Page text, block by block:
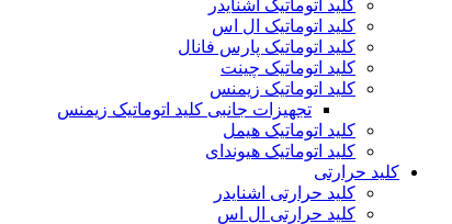
کلید اتوماتیک اشنایدر
کلید اتوماتیک ال اس
کلید اتوماتیک پارس فانال
کلید اتوماتیک چینت
کلید اتوماتیک زیمنس
تجهیزات جانبی کلید اتوماتیک زیمنس
کلید اتوماتیک هیمل
کلید اتوماتیک هیوندای
کلید حرارتی
کلید حرارتی اشنایدر
کلید حرارتی ال اس